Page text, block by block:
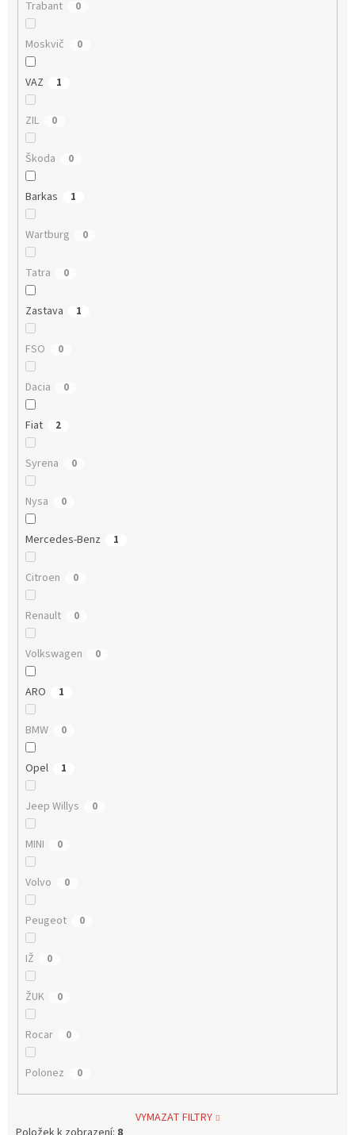
Trabant 0
Moskvič 0
VAZ 1
ZIL 0
Škoda 0
Barkas 1
Wartburg 0
Tatra 0
Zastava 1
FSO 0
Dacia 0
Fiat 2
Syrena 0
Nysa 0
Mercedes-Benz 1
Citroen 0
Renault 0
Volkswagen 0
ARO 1
BMW 0
Opel 1
Jeep Willys 0
MINI 0
Volvo 0
Peugeot 0
IŽ 0
ŽUK 0
Rocar 0
Polonez 0
VYMAZAT FILTRY